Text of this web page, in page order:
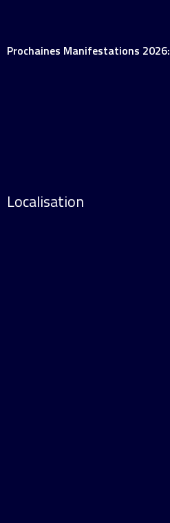
Prochaines Manifestations 2026:
Localisation